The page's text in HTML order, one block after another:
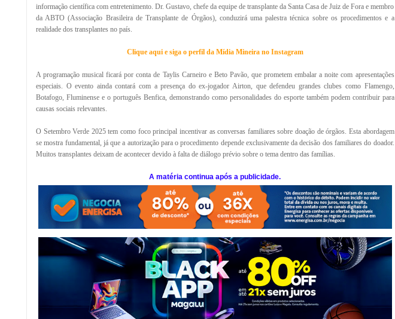
informação científica com entretenimento. Dr. Gustavo, chefe da equipe de transplante da Santa Casa de Juiz de Fora e membro
da ABTO (Associação Brasileira de Transplante de Órgãos), conduzirá uma palestra técnica sobre os procedimentos e a
realidade dos transplantes no país.
Clique aqui e siga o perfil da Mídia Mineira no Instagram
A programação musical ficará por conta de Taylis Carneiro e Beto Pavão, que prometem embalar a noite com apresentações
especiais. O evento ainda contará com a presença do ex-jogador Airton, que defendeu grandes clubes como Flamengo,
Botafogo, Fluminense e o português Benfica, demonstrando como personalidades do esporte também podem contribuir para
causas sociais relevantes.
O Setembro Verde 2025 tem como foco principal incentivar as conversas familiares sobre doação de órgãos. Esta abordagem
se mostra fundamental, já que a autorização para o procedimento depende exclusivamente da decisão dos familiares do doador.
Muitos transplantes deixam de acontecer devido à falta de diálogo prévio sobre o tema dentro das famílias.
A matéria continua após a publicidade.